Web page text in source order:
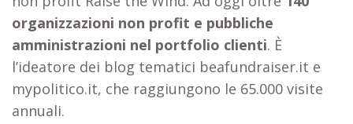
organizzazioni non profit e pubbliche
amministrazioni nel portfolio clienti. È
l’ideatore dei blog tematici beafundraiser.it e
mypolitico.it, che raggiungono le 65.000 visite
annuali.